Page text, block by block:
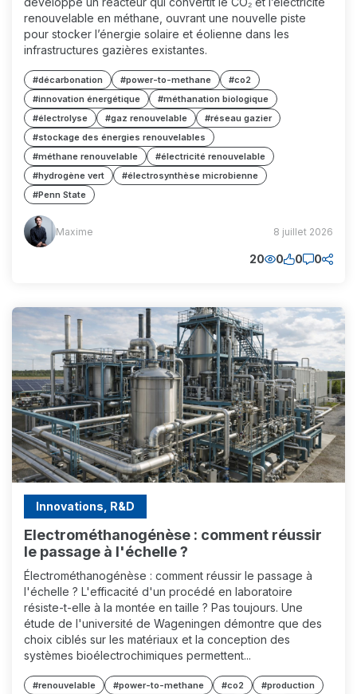
renouvelable en méthane, ouvrant une nouvelle piste
pour stocker l’énergie solaire et éolienne dans les
infrastructures gazières existantes.
#décarbonation #power-to-methane
#co2
#innovation énergétique
#méthanation biologique
#électrolyse
#gaz renouvelable
#réseau gazier
#stockage des énergies renouvelables
#méthane renouvelable
#électricité renouvelable
#hydrogène vert
#électrosynthèse microbienne
#Penn State
Maxime
(MM) Maxime 8 juillet 2026
20 0 0 0
Innovations, R&D
Electrométhanogénèse : comment réussir
le passage à l'échelle ?
Électrométhanogénèse : comment réussir le passage à
l'échelle ? L'efficacité d'un procédé en laboratoire
résiste-t-elle à la montée en taille ? Pas toujours. Une
étude de l'université de Wageningen démontre que des
choix ciblés sur les matériaux et la conception des
systèmes bioélectrochimiques permettent...
#renouvelable #power-to-methane #co2
#production